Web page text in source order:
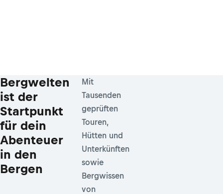
Bergwelten
ist der
Startpunkt
für dein
Abenteuer
in den
Bergen
Mit
Tausenden
geprüften
Touren,
Hütten und
Unterkünften
sowie
Bergwissen
von